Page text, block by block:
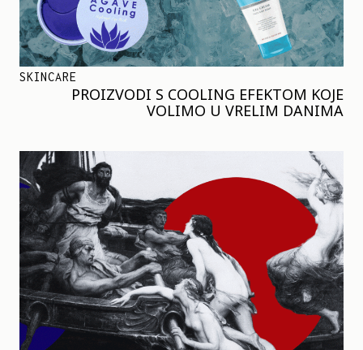
SKINCARE
PROIZVODI S COOLING EFEKTOM KOJE
VOLIMO U VRELIM DANIMA